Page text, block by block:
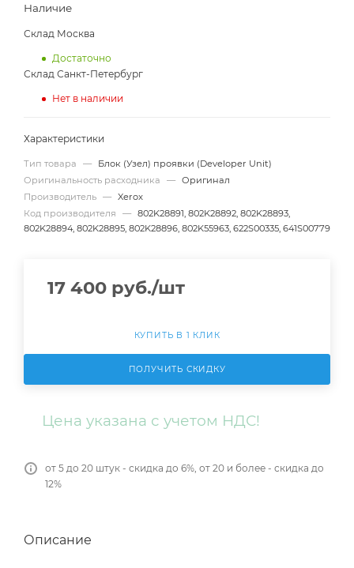
Наличие
Склад Москва
Достаточно
Склад Санкт-Петербург
Нет в наличии
Характеристики
Тип товара —
Блок (Узел) проявки (Developer Unit)
Оригинальность расходника
— Оригинал
Производитель — Xerox
Код производителя
— 802K28891, 802K28892, 802K28893,
802K28894, 802K28895, 802K28896, 802K55963, 622S00335, 641S00779
17 400 руб./шт
КУПИТЬ В 1 КЛИК
ПОЛУЧИТЬ СКИДКУ
Цена указана с учетом НДС!
от 5 до 20 штук - скидка до 6%, от 20 и более - скидка до
12%
Описание